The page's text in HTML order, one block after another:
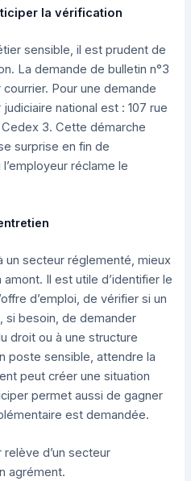
la vérification
sensible, il est prudent de
La demande de bulletin n°3
Pour une demande
national est : 107 rue
3. Cette démarche
surprise en fin de
réclame le
un secteur réglementé, mieux
Il est utile d’identifier le
d’emploi, de vérifier si un
si besoin, de demander
droit ou à une structure
poste sensible, attendre la
peut créer une situation
permet aussi de gagner
est demandée.
d’un secteur
agrément.